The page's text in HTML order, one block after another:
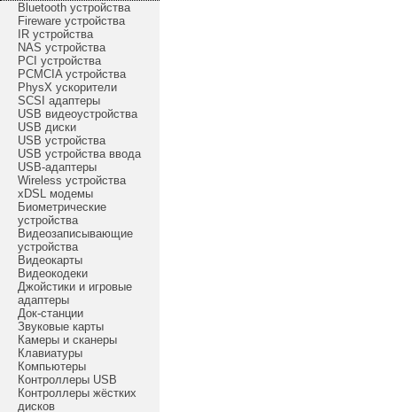
Bluetooth устройства
Fireware устройства
IR устройства
NAS устройства
PCI устройства
PCMCIA устройства
PhysX ускорители
SCSI адаптеры
USB видеоустройства
USB диски
USB устройства
USB устройства ввода
USB-адаптеры
Wireless устройства
xDSL модемы
Биометрические
устройства
Видеозаписывающие
устройства
Видеокарты
Видеокодеки
Джойстики и игровые
адаптеры
Док-станции
Звуковые карты
Камеры и сканеры
Клавиатуры
Компьютеры
Контроллеры USB
Контроллеры жёстких
дисков